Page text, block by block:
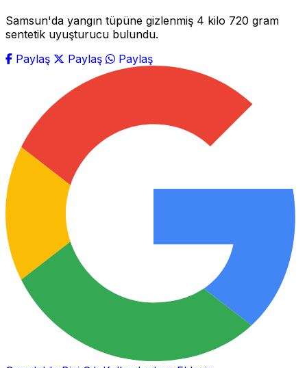
Samsun'da yangın tüpüne gizlenmiş 4 kilo 720 gram
sentetik uyuşturucu bulundu.
Paylaş
Paylaş Paylaş